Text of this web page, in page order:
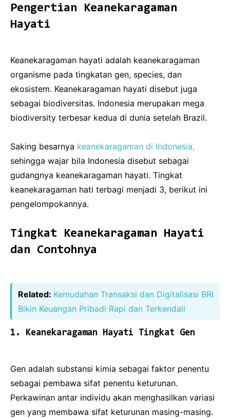
Pengertian Keanekaragaman
Hayati
Keanekaragaman hayati adalah keanekaragaman
organisme pada tingkatan gen, species, dan
ekosistem. Keanekaragaman hayati disebut juga
sebagai biodiversitas. Indonesia merupakan mega
biodiversity terbesar kedua di dunia setelah Brazil.
Saking besarnya keanekaragaman di Indonesia,
sehingga wajar bila Indonesia disebut sebagai
gudangnya keanekaragaman hayati. Tingkat
keanekaragaman hati terbagi menjadi 3, berikut ini
pengelompokannya.
Tingkat Keanekaragaman Hayati
dan Contohnya
Related: Kemudahan Transaksi dan Digitalisasi BRI
Bikin Keuangan Pribadi Rapi dan Terkendali
1. Keanekaragaman Hayati Tingkat Gen
Gen adalah substansi kimia sebagai faktor penentu
sebagai pembawa sifat penentu keturunan.
Perkawinan antar individu akan menghasilkan variasi
gen yang membawa sifat keturunan masing-masing.